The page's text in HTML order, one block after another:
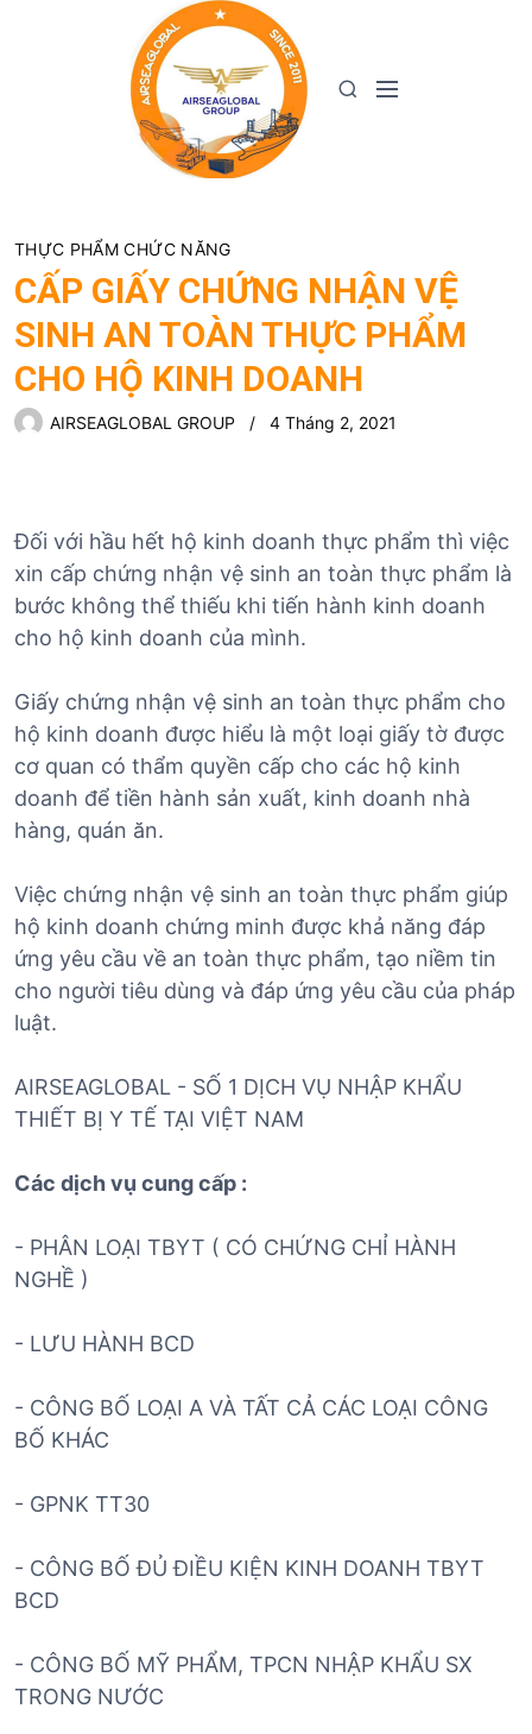
S
M
THỰC PHẨM CHỨC NĂNG
CẤP GIẤY CHỨNG NHẬN VỆ
SINH AN TOÀN THỰC PHẨM
CHO HỘ KINH DOANH
AIRSEAGLOBAL GROUP 4 Tháng 2, 2021
Đối với hầu hết hộ kinh doanh thực phẩm thì việc
xin cấp chứng nhận vệ sinh an toàn thực phẩm là
bước không thể thiếu khi tiến hành kinh doanh
cho hộ kinh doanh của mình.
Giấy chứng nhận vệ sinh an toàn thực phẩm cho
hộ kinh doanh được hiểu là một loại giấy tờ được
cơ quan có thẩm quyền cấp cho các hộ kinh
doanh để tiền hành sản xuất, kinh doanh nhà
hàng, quán ăn.
Việc chứng nhận vệ sinh an toàn thực phẩm giúp
hộ kinh doanh chứng minh được khả năng đáp
ứng yêu cầu về an toàn thực phẩm, tạo niềm tin
cho người tiêu dùng và đáp ứng yêu cầu của pháp
luật.
AIRSEAGLOBAL - SỐ 1 DỊCH VỤ NHẬP KHẨU
THIẾT BỊ Y TẾ TẠI VIỆT NAM
Các dịch vụ cung cấp :
- PHÂN LOẠI TBYT ( CÓ CHỨNG CHỈ HÀNH
NGHỀ )
- LƯU HÀNH BCD
- CÔNG BỐ LOẠI A VÀ TẤT CẢ CÁC LOẠI CÔNG
BỐ KHÁC
- GPNK TT30
- CÔNG BỐ ĐỦ ĐIỀU KIỆN KINH DOANH TBYT
BCD
- CÔNG BỐ MỸ PHẨM, TPCN NHẬP KHẨU SX
TRONG NƯỚC